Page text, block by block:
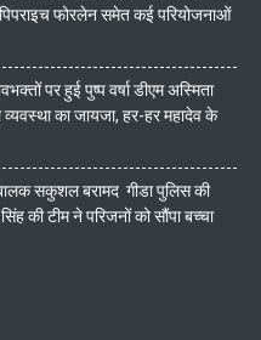
फोरलेन समेत कई परियोजनाओं
पर हुई पुष्प वर्षा डीएम अस्मिता
का जायजा, हर-हर महादेव के
सकुशल बरामद गीडा पुलिस की
की टीम ने परिजनों को सौंपा बच्चा